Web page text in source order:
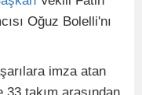
Oğuz Bolelli'nı
imza atan
takım arasından